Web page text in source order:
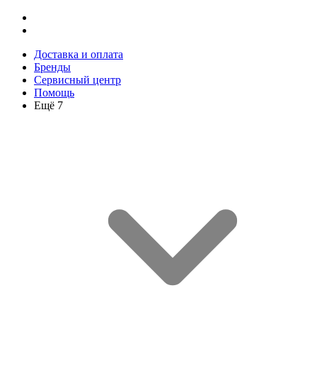
Доставка и оплата
Бренды
Сервисный центр
Помощь
Ещё 7